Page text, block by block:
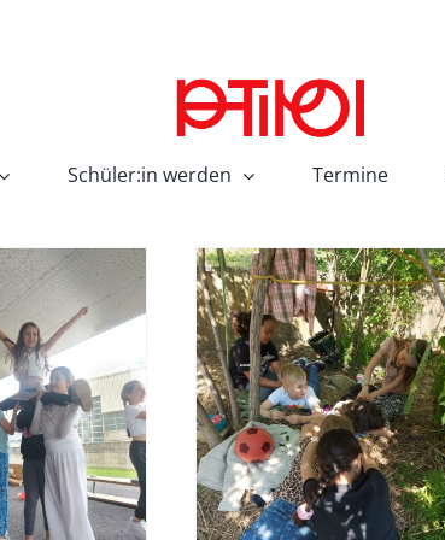
Schüler:in werden Termine
SJ 22/23 TABE